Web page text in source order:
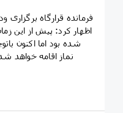
نماز اقامه خواهد